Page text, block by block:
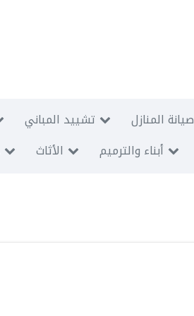
تشييد المباني صيانة المنازل
الأثاث أبناء والترميم